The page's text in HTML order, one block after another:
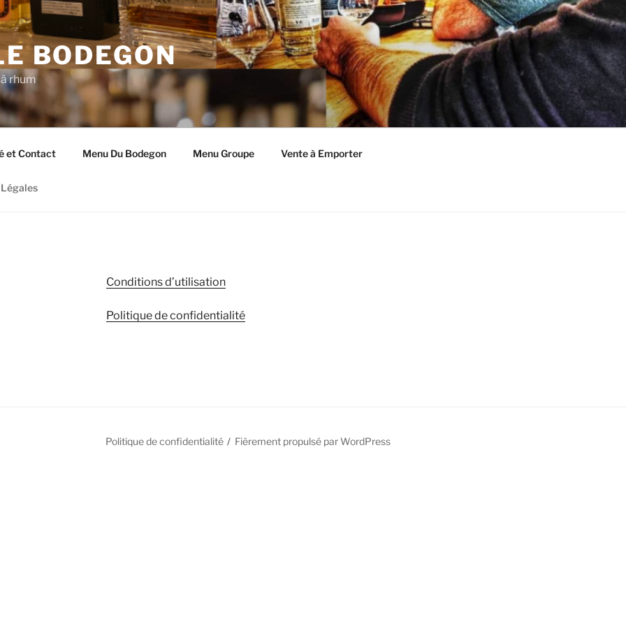
BODEGON
rhum
et Contact Menu Du Bodegon Menu Groupe Vente à Emporter
Conditions d’utilisation
Politique de confidentialité
Politique de confidentialité Fièrement propulsé par WordPress